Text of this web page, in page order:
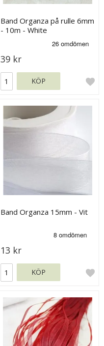
Band Organza på rulle 6mm
- 10m - White
39 kr
KÖP
Band Organza 15mm - Vit
13 kr
KÖP